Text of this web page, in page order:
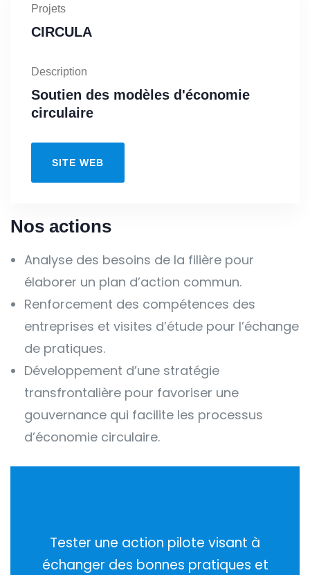
Projets
CIRCULA
Description
Soutien des modèles d'économie
circulaire
SITE WEB
Nos actions
Analyse des besoins de la filière pour
élaborer un plan d’action commun.
Renforcement des compétences des
entreprises et visites d’étude pour l’échange
de pratiques.
Développement d’une stratégie
transfrontalière pour favoriser une
gouvernance qui facilite les processus
d’économie circulaire.
Tester une action pilote visant à
échanger des bonnes pratiques et